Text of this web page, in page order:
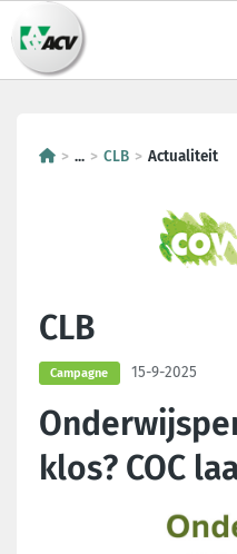
... CLB Actualiteit
CLB
Campagne 15-9-2025
klos? COC